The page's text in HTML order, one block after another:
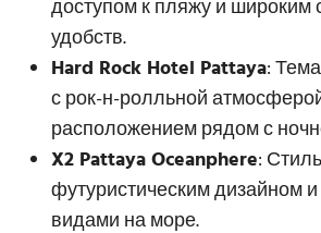
доступом к пляжу и широким
удобств.
Hard Rock Hotel Pattaya:
с рок-н-ролльной
расположением рядом с
X2 Pattaya Oceanphere:
футуристическим дизайном
видами на море.